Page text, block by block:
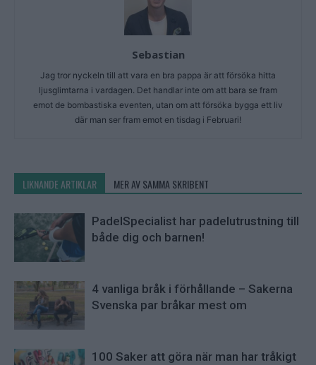
Sebastian
Jag tror nyckeln till att vara en bra pappa är att försöka hitta
ljusglimtarna i vardagen. Det handlar inte om att bara se fram
emot de bombastiska eventen, utan om att försöka bygga ett liv
där man ser fram emot en tisdag i Februari!
LIKNANDE ARTIKLAR MER AV SAMMA SKRIBENT
PadelSpecialist har padelutrustning till
både dig och barnen!
4 vanliga bråk i förhållande – Sakerna
Svenska par bråkar mest om
100 Saker att göra när man har tråkigt